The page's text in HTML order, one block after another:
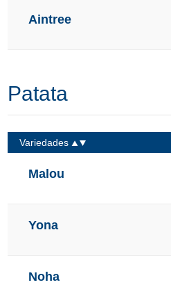
Aintree
Patata
Variedades
Malou
Yona
Noha